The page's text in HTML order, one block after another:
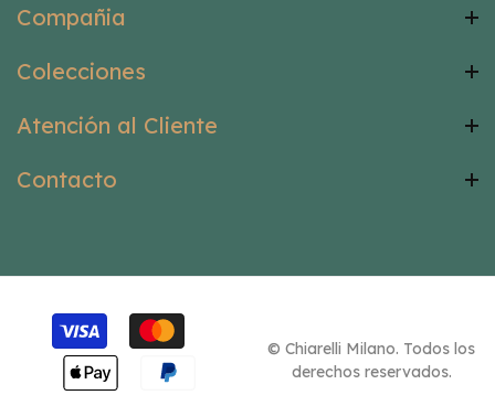
Compañia
Colecciones
Atención al Cliente
Contacto
© Chiarelli Milano. Todos los
derechos reservados.